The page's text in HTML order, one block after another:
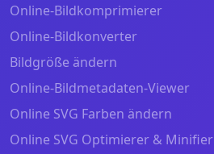
Online-Bildkomprimierer
Online-Bildkonverter
Bildgröße ändern
Online-Bildmetadaten-Viewer
Online SVG Farben ändern
Online SVG Optimierer & Minifier